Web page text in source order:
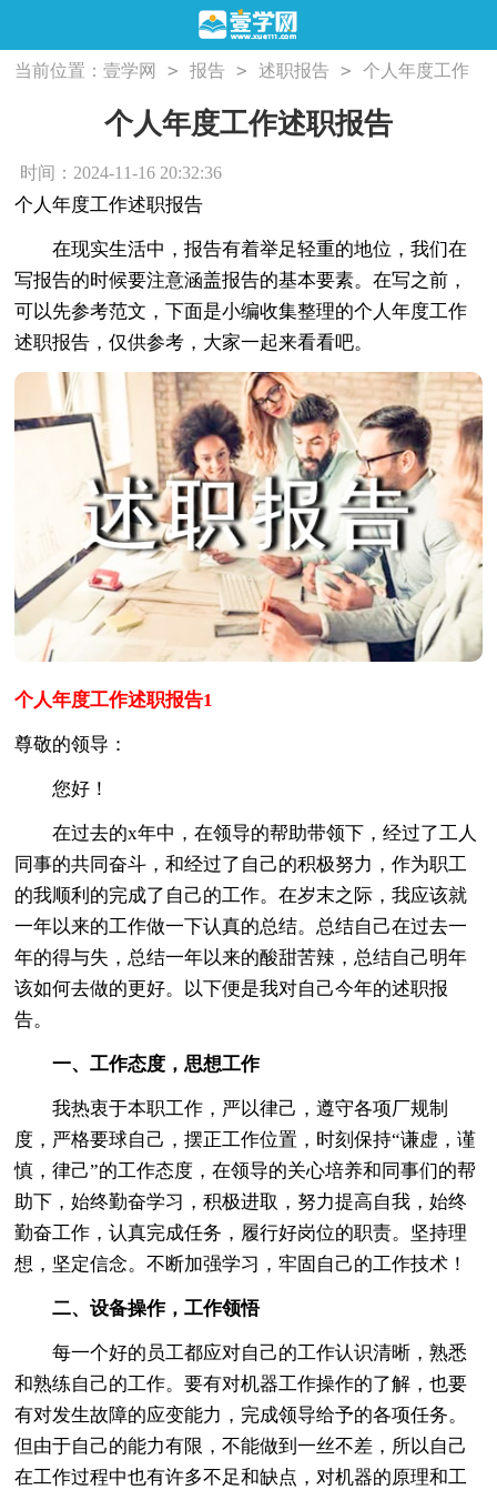
当前位置：壹学网 > 报告 > 述职报告 >
个人年度工作
个人年度工作述职报告
时间：2024-11-16 20:32:36
个人年度工作述职报告
在现实生活中，报告有着举足轻重的地位，我们在
写报告的时候要注意涵盖报告的基本要素。在写之前，
可以先参考范文，下面是小编收集整理的个人年度工作
述职报告，仅供参考，大家一起来看看吧。
个人年度工作述职报告1
尊敬的领导：
您好！
在过去的x年中，在领导的帮助带领下，经过了工人
同事的共同奋斗，和经过了自己的积极努力，作为职工
的我顺利的完成了自己的工作。在岁末之际，我应该就
一年以来的工作做一下认真的总结。总结自己在过去一
年的得与失，总结一年以来的酸甜苦辣，总结自己明年
该如何去做的更好。以下便是我对自己今年的述职报
告。
一、工作态度，思想工作
我热衷于本职工作，严以律己，遵守各项厂规制
度，严格要球自己，摆正工作位置，时刻保持“谦虚，谨
慎，律己”的工作态度，在领导的关心培养和同事们的帮
助下，始终勤奋学习，积极进取，努力提高自我，始终
勤奋工作，认真完成任务，履行好岗位的职责。坚持理
想，坚定信念。不断加强学习，牢固自己的工作技术！
二、设备操作，工作领悟
每一个好的员工都应对自己的工作认识清晰，熟悉
和熟练自己的工作。要有对机器工作操作的了解，也要
有对发生故障的应变能力，完成领导给予的各项任务。
但由于自己的能力有限，不能做到一丝不差，所以自己
在工作过程中也有许多不足和缺点，对机器的原理和工